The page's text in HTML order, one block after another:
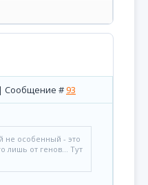
| Сообщение #93
не особенный - это
лишь от генов... Тут